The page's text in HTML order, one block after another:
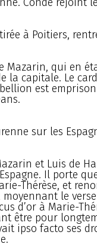
à Poitiers,
Mazarin, qui en
la capitale. Le
est
sur les
et Luis de
Il porte
Thérèse, et
le
d’or à Marie-
être pour
ipso facto ses